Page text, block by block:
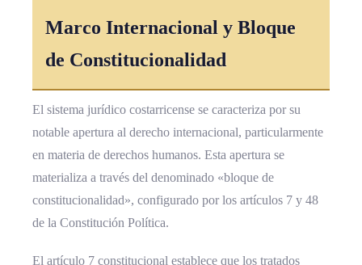
Marco Internacional y Bloque
de Constitucionalidad
El sistema jurídico costarricense se caracteriza por su
notable apertura al derecho internacional, particularmente
en materia de derechos humanos. Esta apertura se
materializa a través del denominado «bloque de
constitucionalidad», configurado por los artículos 7 y 48
de la Constitución Política.
El artículo 7 constitucional establece que los tratados